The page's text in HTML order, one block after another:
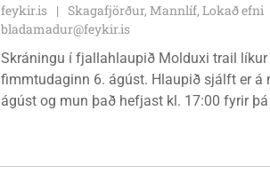
feykir.is Skagafjörður, Mannlíf, Lokað efni
bladamadur@feykir.is
Skráningu í fjallahlaupið Molduxi trail
fimmtudaginn 6. ágúst. Hlaupið sjálft er á
ágúst og mun það hefjast kl. 17:00 fyrir
bæjarbúar og aðrir gestir eru hvött til þess